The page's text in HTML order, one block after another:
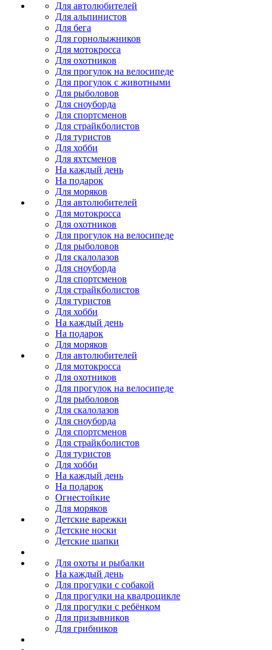
Для автолюбителей
Для альпинистов
Для бега
Для горнолыжников
Для мотокросса
Для охотников
Для прогулок на велосипеде
Для прогулок с животными
Для рыболовов
Для сноуборда
Для спортсменов
Для страйкболистов
Для туристов
Для хобби
Для яхтсменов
На каждый день
На подарок
Для моряков
Для автолюбителей
Для мотокросса
Для охотников
Для прогулок на велосипеде
Для рыболовов
Для скалолазов
Для сноуборда
Для спортсменов
Для страйкболистов
Для туристов
Для хобби
На каждый день
На подарок
Для моряков
Для автолюбителей
Для мотокросса
Для охотников
Для прогулок на велосипеде
Для рыболовов
Для скалолазов
Для сноуборда
Для спортсменов
Для страйкболистов
Для туристов
Для хобби
На каждый день
На подарок
Огнестойкие
Для моряков
Детские варежки
Детские носки
Детские шапки
Для охоты и рыбалки
На каждый день
Для прогулки с собакой
Для прогулки на квадроцикле
Для прогулки с ребёнком
Для призывников
Для грибников